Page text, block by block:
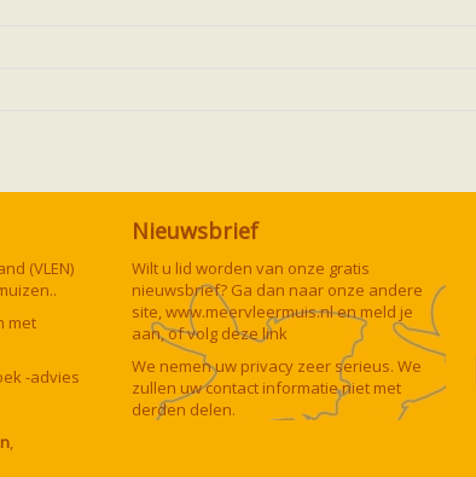
(VLEN)
met
-advies
,
Nieuwsbrief
Wilt u lid worden van onze gratis
nieuwsbrief? Ga dan naar onze andere
site,www.meervleermuis.nlen meld je
aan, of volg dezelink
We nemen uw privacy zeer serieus. We
zullen uw contact informatie niet met
derden delen.